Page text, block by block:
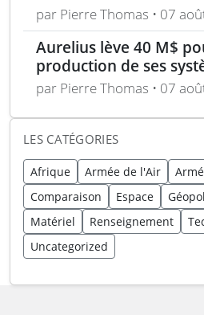
NG-III
par Pierre Thomas • 07
Aurelius lève 40 M$
production de ses
drones
par Pierre Thomas • 07
LES CATÉGORIES
Afrique Armée de l'Air
Comparaison
Espace
Matériel
Renseignement
Uncategorized